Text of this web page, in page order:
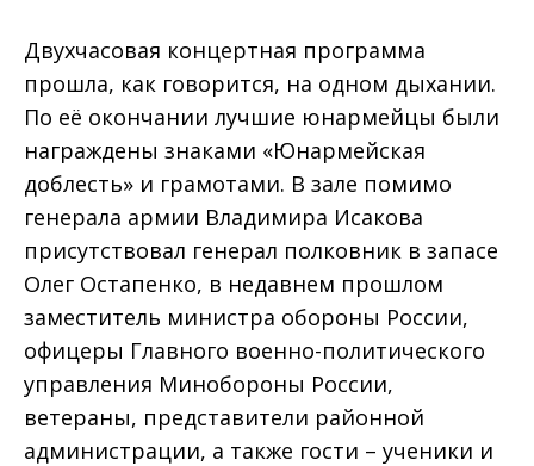
Двухчасовая концертная программа
прошла, как говорится, на одном дыхании.
По её окончании лучшие юнармейцы были
награждены знаками «Юнармейская
доблесть» и грамотами. В зале помимо
генерала армии Владимира Исакова
присутствовал генерал полковник в запасе
Олег Остапенко, в недавнем прошлом
заместитель министра обороны России,
офицеры Главного военно-политического
управления Минобороны России,
ветераны, представители районной
администрации, а также гости – ученики и